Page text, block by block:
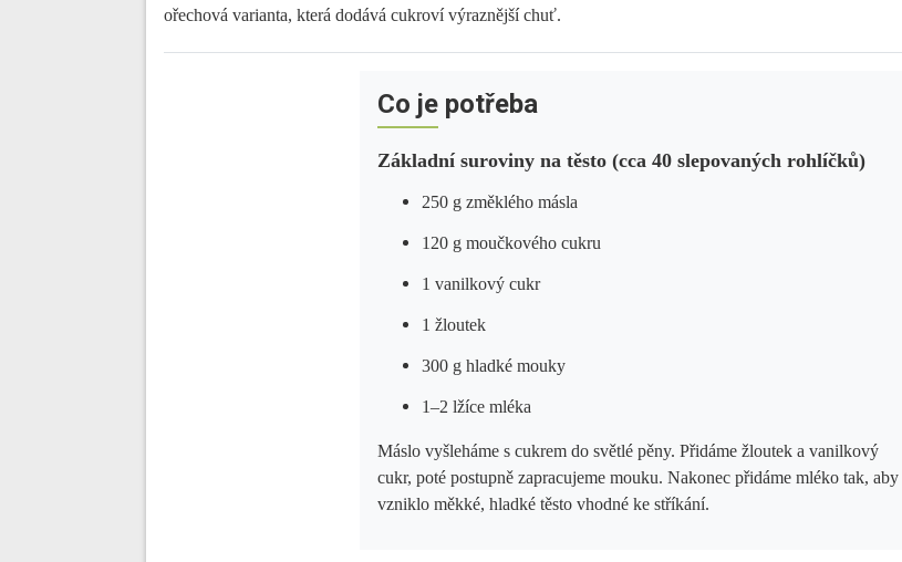
ořechová varianta, která dodává cukroví výraznější chuť.
Co je potřeba
Základní suroviny na těsto (cca 40 slepovaných rohlíčků)
250 g změklého másla
120 g moučkového cukru
1 vanilkový cukr
1 žloutek
300 g hladké mouky
1–2 lžíce mléka
Máslo vyšleháme s cukrem do světlé pěny. Přidáme žloutek a vanilkový
cukr, poté postupně zapracujeme mouku. Nakonec přidáme mléko tak, aby
vzniklo měkké, hladké těsto vhodné ke stříkání.